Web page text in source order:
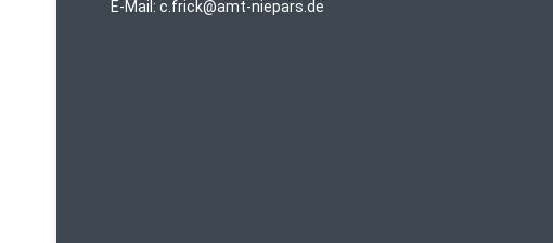
E-Mail: c.frick@amt-niepars.de